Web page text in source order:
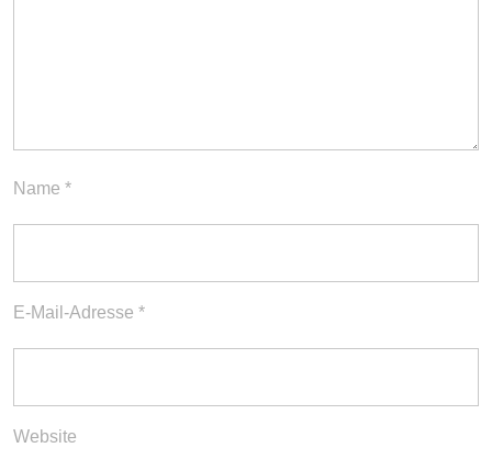
Name *
E-Mail-Adresse *
Website